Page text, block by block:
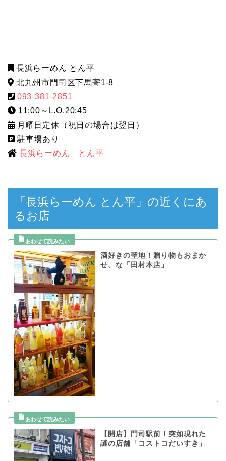
長浜らーめん とん平
北九州市門司区下馬寄1-8
093-381-2851
11:00～L.O.20:45
月曜日定休（祝日の場合は翌日）
駐車場あり
長浜らーめん とん平
「長浜らーめん とん平」の近くにあ
るお店
酒好きの聖地！贈り物もおまか
せ、な「田村本店」
【開店】門司駅前！突如現れた
謎の店舗「コストコだいすき」